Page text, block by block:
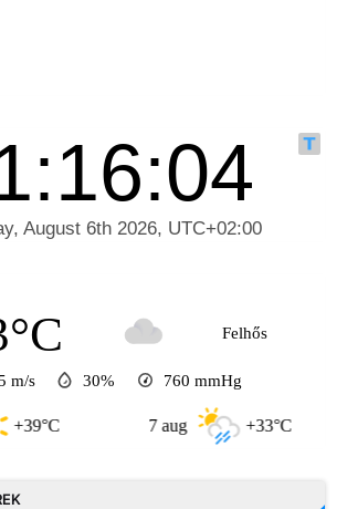
Felhős
m/s 30% 760 mmHg
+33°C